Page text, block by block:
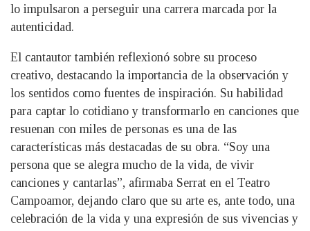
lo impulsaron a perseguir una carrera marcada por la
autenticidad.
El cantautor también reflexionó sobre su proceso
creativo, destacando la importancia de la observación y
los sentidos como fuentes de inspiración. Su habilidad
para captar lo cotidiano y transformarlo en canciones que
resuenan con miles de personas es una de las
características más destacadas de su obra. “Soy una
persona que se alegra mucho de la vida, de vivir
canciones y cantarlas”, afirmaba Serrat en el Teatro
Campoamor, dejando claro que su arte es, ante todo, una
celebración de la vida y una expresión de sus vivencias y